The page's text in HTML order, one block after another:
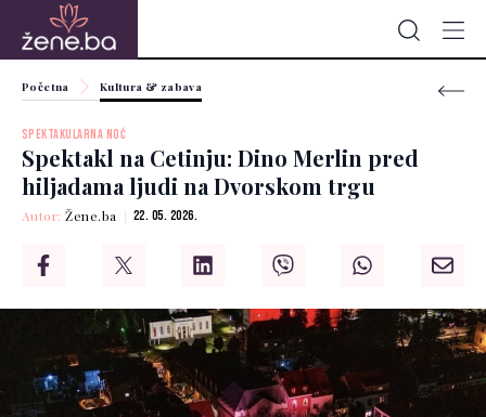
Početna Kultura & zabava
SPEKTAKULARNA NOĆ
Spektakl na Cetinju: Dino Merlin pred
hiljadama ljudi na Dvorskom trgu
Autor:Žene.ba 22. 05. 2026.